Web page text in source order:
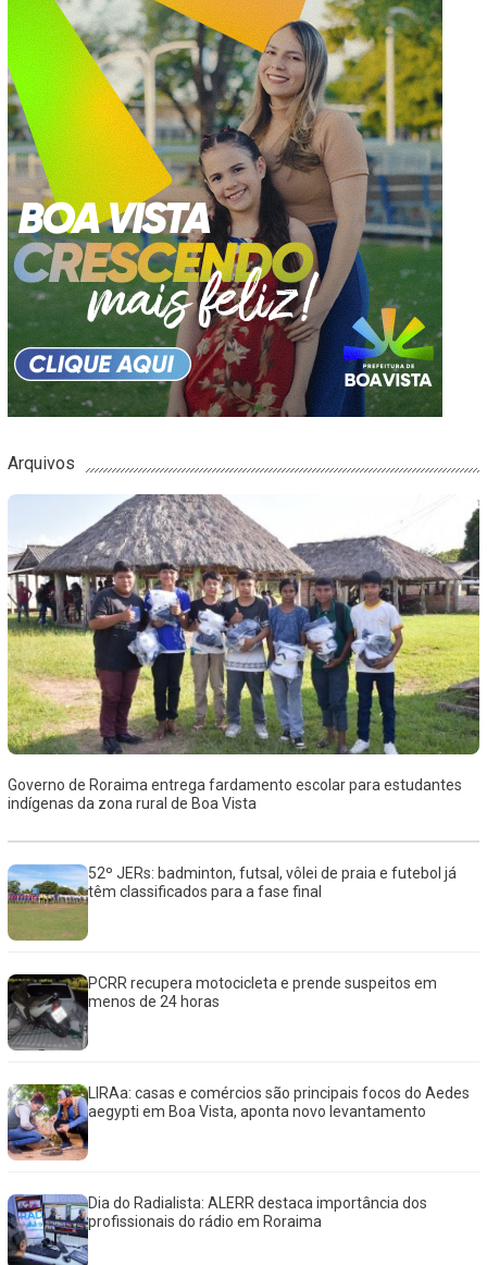
Arquivos
Governo de Roraima entrega fardamento escolar para estudantes
indígenas da zona rural de Boa Vista
52º JERs: badminton, futsal, vôlei de praia e futebol já
têm classificados para a fase final
PCRR recupera motocicleta e prende suspeitos em
menos de 24 horas
LIRAa: casas e comércios são principais focos do Aedes
aegypti em Boa Vista, aponta novo levantamento
Dia do Radialista: ALERR destaca importância dos
profissionais do rádio em Roraima